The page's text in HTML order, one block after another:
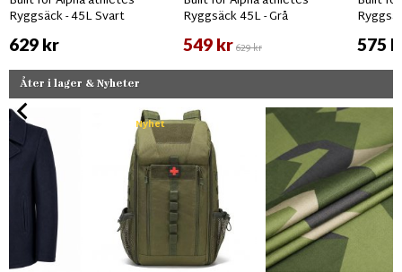
Ryggsäck - 45L Svart
629 kr
Ryggsäck 45L - Grå
549 kr629 kr 575
Åter i lager & Nyheter
Nyhet